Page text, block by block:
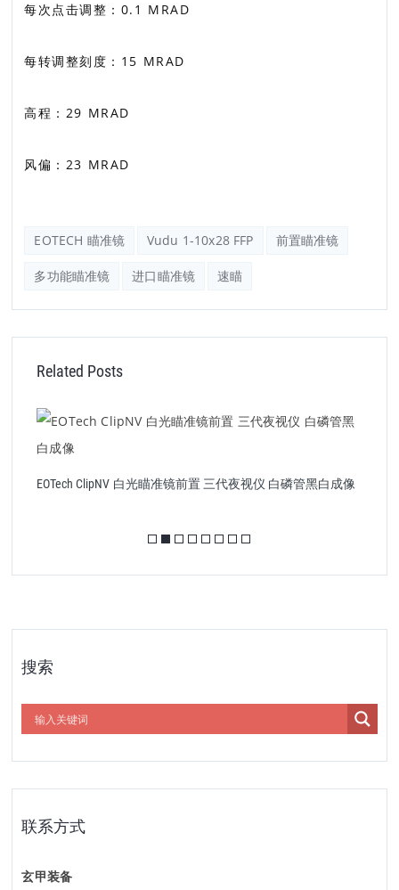
每次点击调整：0.1 MRAD
每转调整刻度：15 MRAD
高程：29 MRAD
风偏：23 MRAD
EOTECH 瞄准镜 Vudu 1-10x28 FFP 前置瞄准镜
多功能瞄准镜 进口瞄准镜 速瞄
Related Posts
EOTech ClipNV 白光瞄准镜前置 三代夜视仪 白磷管黑白成像
搜索
联系方式
玄甲装备